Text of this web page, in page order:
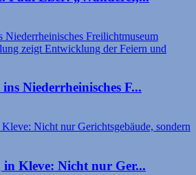
Niederrheinisches F...
in Kleve: Nicht nur Ger...